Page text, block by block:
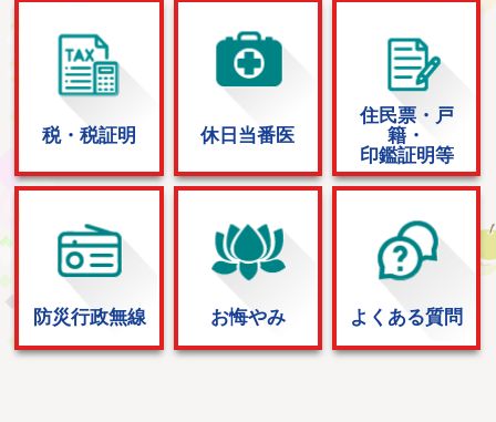
税・税証明 休日当番医
住民票・戸
籍・
印鑑証明等
防災行政無線 お悔やみ よくある質問